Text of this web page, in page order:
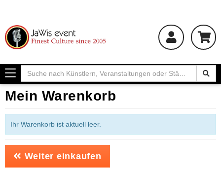
Toggle
navigation
Mein Warenkorb
Ihr Warenkorb ist aktuell leer.
Weiter einkaufen